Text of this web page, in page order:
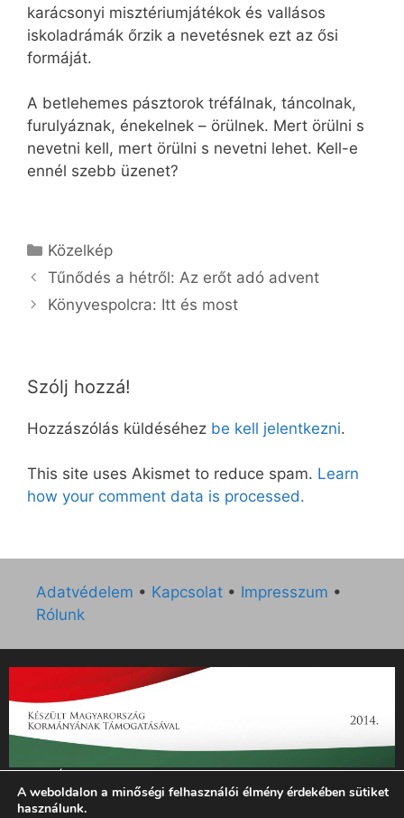
karácsonyi misztériumjátékok és vallásos
iskoladrámák őrzik a nevetésnek ezt az ősi
formáját.
A betlehemes pásztorok tréfálnak, táncolnak,
furulyáznak, énekelnek – örülnek. Mert örülni s
nevetni kell, mert örülni s nevetni lehet. Kell-e
ennél szebb üzenet?
Kategória
Közelkép
Tűnődés a hétről: Az erőt adó advent
Könyvespolcra: Itt és most
Szólj hozzá!
Hozzászólás küldéséhez be kell jelentkezni.
This site uses Akismet to reduce spam. Learn
how your comment data is processed.
Adatvédelem • Kapcsolat • Impresszum •
Rólunk
„Az Új Ember katolikus hetilap 2014. évi működésének
támogatását az EGYH-KCP-14-P-0121 sz. támogatási
A weboldalon a minőségi felhasználói élmény érdekében sütiket
használunk.